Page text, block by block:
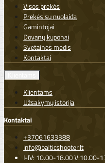
Visos prekės
Prekės su nuolaida
Gamintojai
Dovanų kuponai
Svetainės medis
Kontaktai
Klientams
Užsakymų istorija
Kontaktai
+37061633388
info@balticshooter.lt
I-IV: 10.00-18.00 V:10.00-